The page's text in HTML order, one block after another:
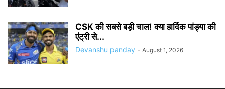
CSK की सबसे बड़ी चाल! क्या हार्दिक पांड्या की
एंट्री से...
Devanshu panday - August 1, 2026